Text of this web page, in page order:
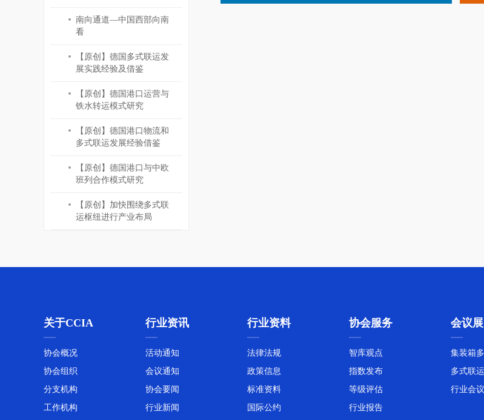
南向通道—中国西部向南
看
【原创】德国多式联运发
展实践经验及借鉴
【原创】德国港口运营与
铁水转运模式研究
【原创】德国港口物流和
多式联运发展经验借鉴
【原创】德国港口与中欧
班列合作模式研究
【原创】加快围绕多式联
运枢纽进行产业布局
关于CCIA
协会概况
协会组织
分支机构
工作机构
行业资讯
活动通知
会议通知
协会要闻
行业新闻
行业资料
法律法规
政策信息
标准资料
国际公约
协会服务
智库观点
指数发布
等级评估
行业报告
会议
集装箱
多式联
行业会议